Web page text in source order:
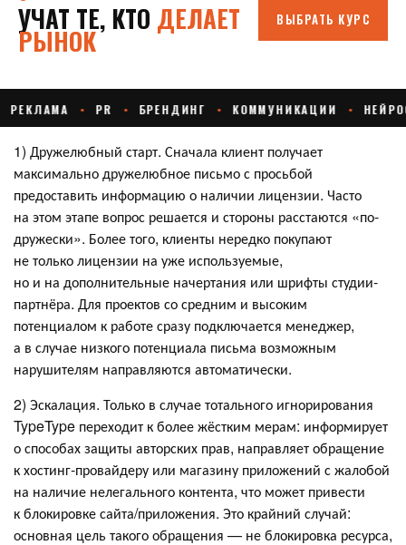
1) Дружелюбный старт. Сначала клиент получает
максимально дружелюбное письмо с просьбой
предоставить информацию о наличии лицензии. Часто
на этом этапе вопрос решается и стороны расстаются «по-
дружески». Более того, клиенты нередко покупают
не только лицензии на уже используемые,
но и на дополнительные начертания или шрифты студии-
партнёра. Для проектов со средним и высоким
потенциалом к работе сразу подключается менеджер,
а в случае низкого потенциала письма возможным
нарушителям направляются автоматически.
2) Эскалация. Только в случае тотального игнорирования
TypeType переходит к более жёстким мерам: информирует
о способах защиты авторских прав, направляет обращение
к хостинг-провайдеру или магазину приложений с жалобой
на наличие нелегального контента, что может привести
к блокировке сайта/приложения. Это крайний случай:
основная цель такого обращения — не блокировка ресурса,